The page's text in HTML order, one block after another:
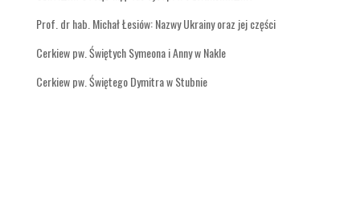
Prof. dr hab. Michał Łesiów: Nazwy Ukrainy oraz jej części
Cerkiew pw. Świętych Symeona i Anny w Nakle
Cerkiew pw. Świętego Dymitra w Stubnie